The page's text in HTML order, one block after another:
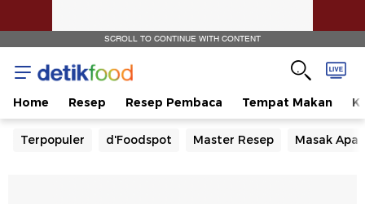
SCROLL TO CONTINUE WITH CONTENT
Home Resep Resep Pembaca Tempat Makan
Terpopuler d'Foodspot Master Resep Masak Apa